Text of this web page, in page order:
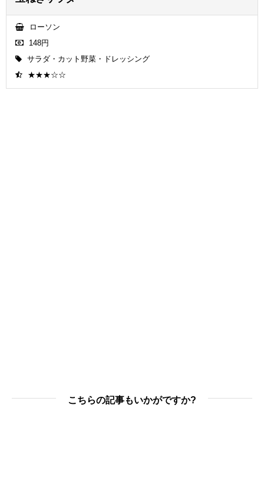
ローソン
148円
サラダ・カット野菜・ドレッシング
★★★☆☆
こちらの記事もいかがですか?